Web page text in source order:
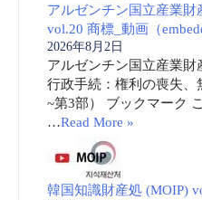
アルゼンチン国立産業財
vol.20 商標_動画（
2026年8月2日
アルゼンチン国立産業財
行政手続：権利の喪失、
~第3部） ブックマーク
…Read More »
韓国知識財産処 (MOIP)